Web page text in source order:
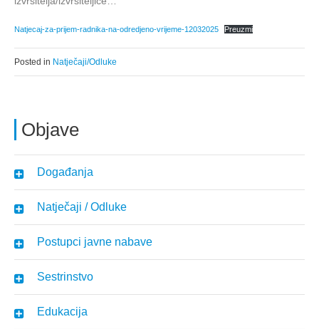
Objave
Događanja
Natječaji / Odluke
Postupci javne nabave
Sestrinstvo
Edukacija
Natjecaj-za-prijem-radnika-na-odredjeno-vrijeme-12032025 Preuzmi
Posted in Natječaji/Odluke